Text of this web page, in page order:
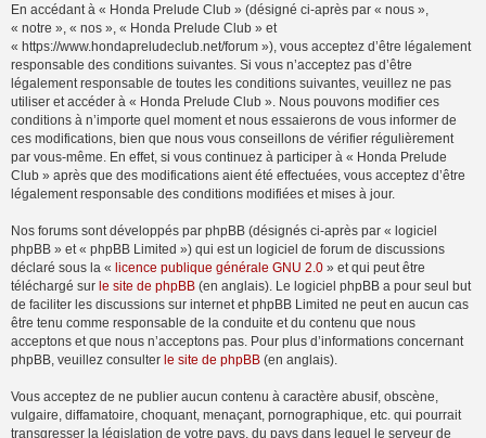
En accédant à « Honda Prelude Club » (désigné ci-après par « nous »,
« notre », « nos », « Honda Prelude Club » et
« https://www.hondapreludeclub.net/forum »), vous acceptez d’être légalement
responsable des conditions suivantes. Si vous n’acceptez pas d’être
légalement responsable de toutes les conditions suivantes, veuillez ne pas
utiliser et accéder à « Honda Prelude Club ». Nous pouvons modifier ces
conditions à n’importe quel moment et nous essaierons de vous informer de
ces modifications, bien que nous vous conseillons de vérifier régulièrement
par vous-même. En effet, si vous continuez à participer à « Honda Prelude
Club » après que des modifications aient été effectuées, vous acceptez d’être
légalement responsable des conditions modifiées et mises à jour.
Nos forums sont développés par phpBB (désignés ci-après par « logiciel
phpBB » et « phpBB Limited ») qui est un logiciel de forum de discussions
déclaré sous la « licence publique générale GNU 2.0 » et qui peut être
téléchargé sur le site de phpBB (en anglais). Le logiciel phpBB a pour seul but
de faciliter les discussions sur internet et phpBB Limited ne peut en aucun cas
être tenu comme responsable de la conduite et du contenu que nous
acceptons et que nous n’acceptons pas. Pour plus d’informations concernant
phpBB, veuillez consulter le site de phpBB (en anglais).
Vous acceptez de ne publier aucun contenu à caractère abusif, obscène,
vulgaire, diffamatoire, choquant, menaçant, pornographique, etc. qui pourrait
transgresser la législation de votre pays, du pays dans lequel le serveur de